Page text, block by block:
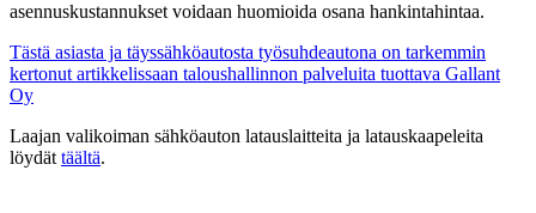
asennuskustannukset voidaan huomioida osana hankintahintaa.
Tästä asiasta ja täyssähköautosta työsuhdeautona on tarkemmin
kertonut artikkelissaan taloushallinnon palveluita tuottava Gallant
Oy
Laajan valikoiman sähköauton latauslaitteita ja latauskaapeleita
löydät täältä.